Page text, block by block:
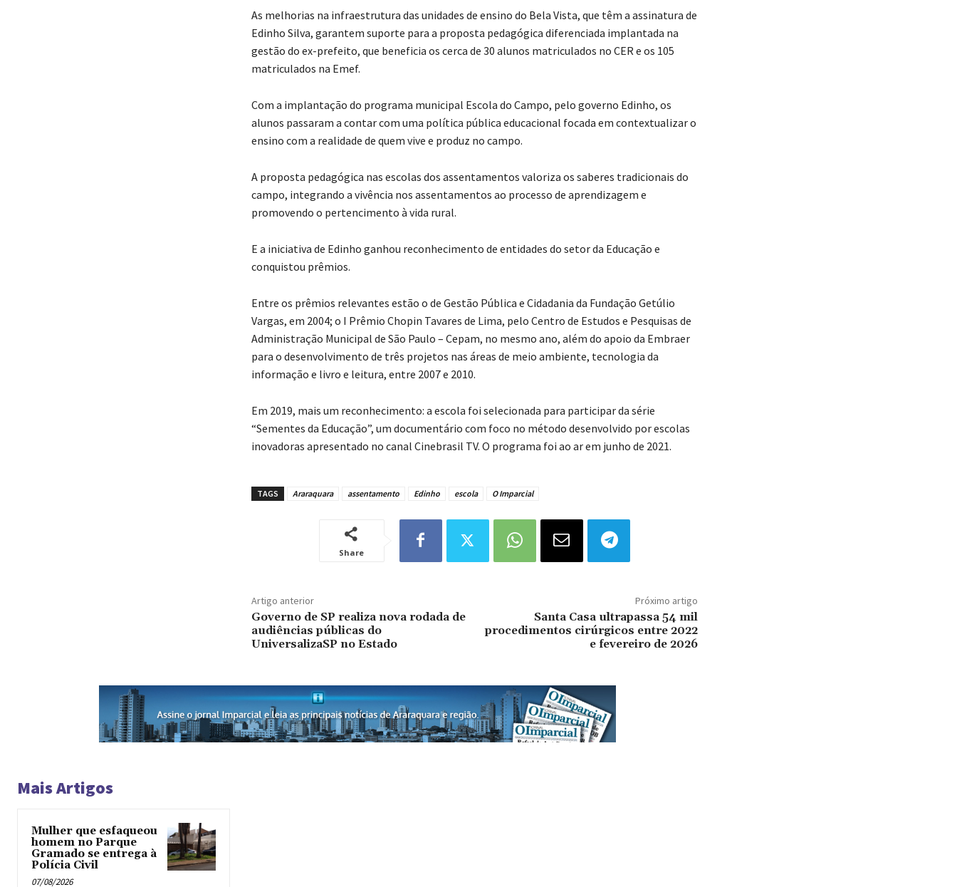
As melhorias na infraestrutura das unidades de ensino do Bela Vista, que têm a assinatura de
Edinho Silva, garantem suporte para a proposta pedagógica diferenciada implantada na
gestão do ex-prefeito, que beneficia os cerca de 30 alunos matriculados no CER e os 105
matriculados na Emef.
Com a implantação do programa municipal Escola do Campo, pelo governo Edinho, os
alunos passaram a contar com uma política pública educacional focada em contextualizar o
ensino com a realidade de quem vive e produz no campo.
A proposta pedagógica nas escolas dos assentamentos valoriza os saberes tradicionais do
campo, integrando a vivência nos assentamentos ao processo de aprendizagem e
promovendo o pertencimento à vida rural.
E a iniciativa de Edinho ganhou reconhecimento de entidades do setor da Educação e
conquistou prêmios.
Entre os prêmios relevantes estão o de Gestão Pública e Cidadania da Fundação Getúlio
Vargas, em 2004; o I Prêmio Chopin Tavares de Lima, pelo Centro de Estudos e Pesquisas de
Administração Municipal de São Paulo – Cepam, no mesmo ano, além do apoio da Embraer
para o desenvolvimento de três projetos nas áreas de meio ambiente, tecnologia da
informação e livro e leitura, entre 2007 e 2010.
Em 2019, mais um reconhecimento: a escola foi selecionada para participar da série
“Sementes da Educação”, um documentário com foco no método desenvolvido por escolas
inovadoras apresentado no canal Cinebrasil TV. O programa foi ao ar em junho de 2021.
TAGS Araraquara assentamento Edinho escola O Imparcial
Share
Artigo anterior
Governo de SP realiza nova rodada de
audiências públicas do
UniversalizaSP no Estado
Próximo artigo
Santa Casa ultrapassa 54 mil
procedimentos cirúrgicos entre 2022
e fevereiro de 2026
Mais Artigos
Mulher que esfaqueou
homem no Parque
Gramado se entrega à
Polícia Civil
07/08/2026